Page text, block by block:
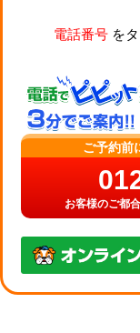
電話番号をタ
ご予約前
お客様のご都